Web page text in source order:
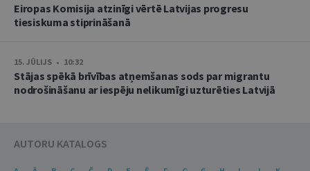
Eiropas Komisija atzinīgi vērtē Latvijas progresu
tiesiskuma stiprināšanā
15. JŪLIJS • 10:32
Stājas spēkā brīvības atņemšanas sods par migrantu
nodrošināšanu ar iespēju nelikumīgi uzturēties Latvijā
AUTORU KATALOGS